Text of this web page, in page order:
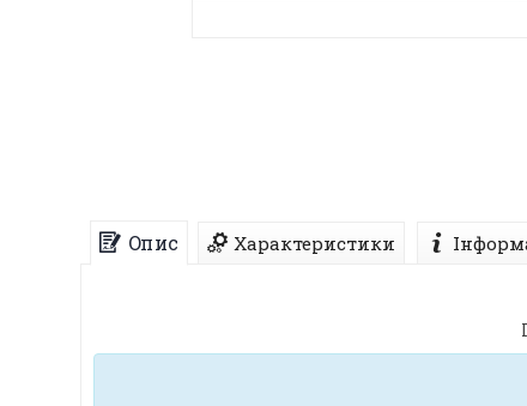
Опис Характеристики